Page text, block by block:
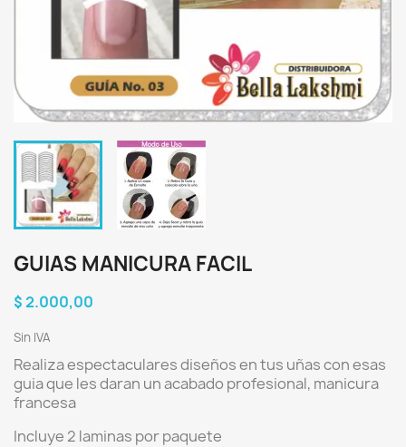
GUIAS MANICURA FACIL
$ 2.000,00
Sin IVA
Realiza espectaculares diseños en tus uñas con esas
guia que les daran un acabado profesional, manicura
francesa
Incluye 2 laminas por paquete